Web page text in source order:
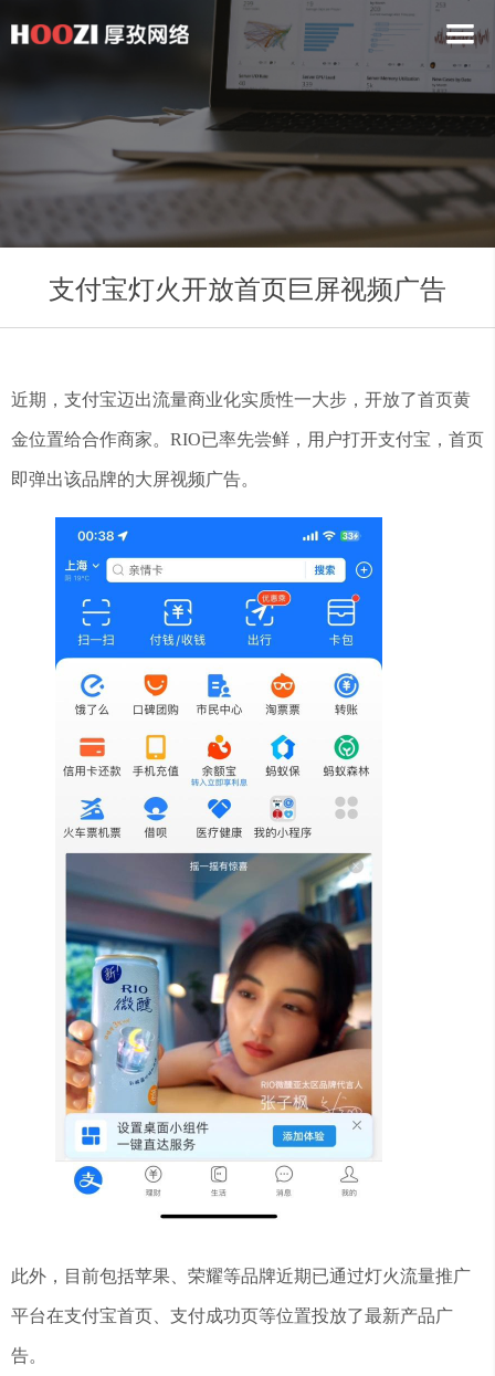
支付宝灯火开放首页巨屏视频广告
近期，支付宝迈出流量商业化实质性一大步，开放了首页黄
金位置给合作商家。RIO已率先尝鲜，用户打开支付宝，首页
即弹出该品牌的大屏视频广告。
此外，目前包括苹果、荣耀等品牌近期已通过灯火流量推广
平台在支付宝首页、支付成功页等位置投放了最新产品广
告。